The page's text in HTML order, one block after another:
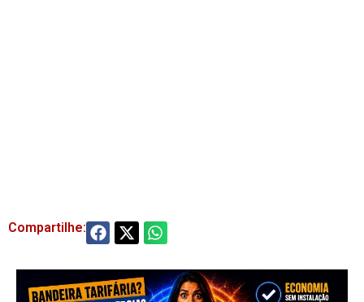
Compartilhe: